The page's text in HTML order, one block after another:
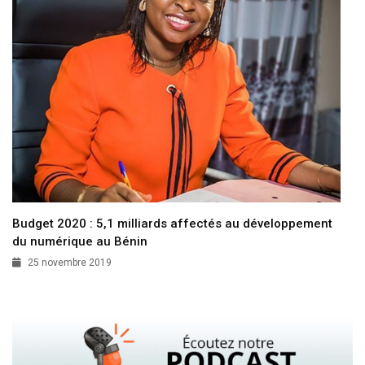
Budget 2020 : 5,1 milliards affectés au développement
du numérique au Bénin
25 novembre 2019